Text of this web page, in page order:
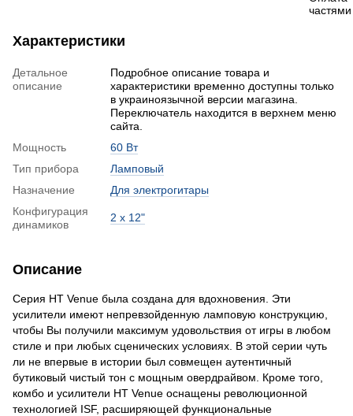
Характеристики
Детальное
описание
Подробное описание товара и
характеристики временно доступны только
в украиноязычной версии магазина.
Переключатель находится в верхнем меню
сайта.
Мощность
60 Вт
Тип прибора
Ламповый
Назначение
Для электрогитары
Конфигурация
динамиков
2 х 12"
Описание
Серия HT Venue была создана для вдохновения. Эти
усилители имеют непревзойденную ламповую конструкцию,
чтобы Вы получили максимум удовольствия от игры в любом
стиле и при любых сценических условиях. В этой серии чуть
ли не впервые в истории был совмещен аутентичный
бутиковый чистый тон с мощным овердрайвом. Кроме того,
комбо и усилители HT Venue оснащены революционной
технологией ISF, расширяющей функциональные